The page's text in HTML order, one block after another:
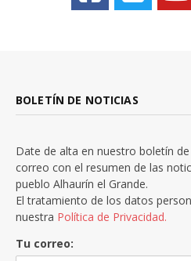
BOLETÍN DE NOTICIAS
Date de alta en nuestro boletín
correo con el resumen de las
pueblo Alhaurín el Grande.
El tratamiento de los datos
nuestra Política de Privacidad.
Tu correo: